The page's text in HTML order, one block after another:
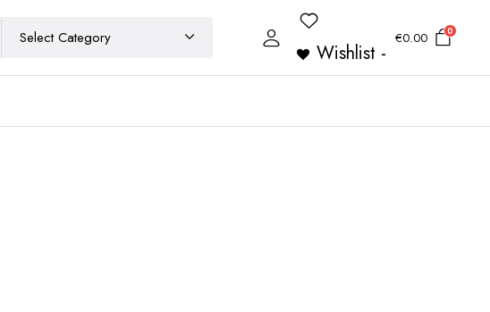
Wishlist -
€0.00 0